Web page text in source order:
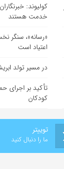
کولیوند:
خدمت هستند
«رسانه»، سنگر
اعتیاد است
در مسیر تولد
تأکید بر اجرای
کودکان
توییتر
ما را دنبال کنید